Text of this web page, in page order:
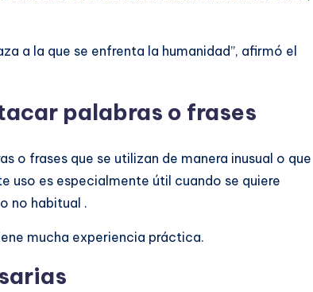
a la que se enfrenta la humanidad”, afirmó el
palabras o frases
o frases que se utilizan de manera inusual o que
uso es especialmente útil cuando se quiere
no habitual .
mucha experiencia práctica.